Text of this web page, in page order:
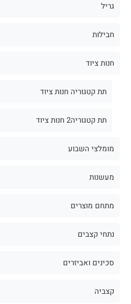
גריל
חבילות
חנות ציוד
תת קטגוריה חנות ציוד
תת קטגוריה2 חנות ציוד
מומלצי השבוע
מעשנות
מתחם מוצרים
נתחי קצבים
סכינים ואביזרים
קצביה